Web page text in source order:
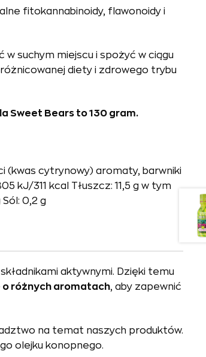
fitokannabinoidy, flawonoidy i
suchym miejscu i spożyć w ciągu
diety i zdrowego trybu
Sweet Bears to 130 gram.
(kwas cytrynowy) aromaty, barwniki
kJ/311 kcal Tłuszcz: 11,5 g w tym
0,2 g
aktywnymi. Dzięki temu
o różnych aromatach, aby zapewnić
na temat naszych produktów.
olejku konopnego.